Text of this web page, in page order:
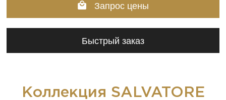
Запрос цены
Быстрый заказ
Коллекция SALVATORE